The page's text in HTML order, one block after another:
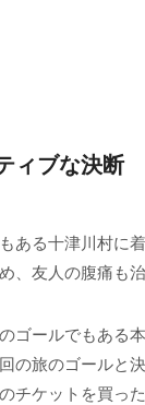
ィブな決断
ある十津川村に
、友人の腹痛も治
ゴールでもある
の旅のゴールと
チケットを買った